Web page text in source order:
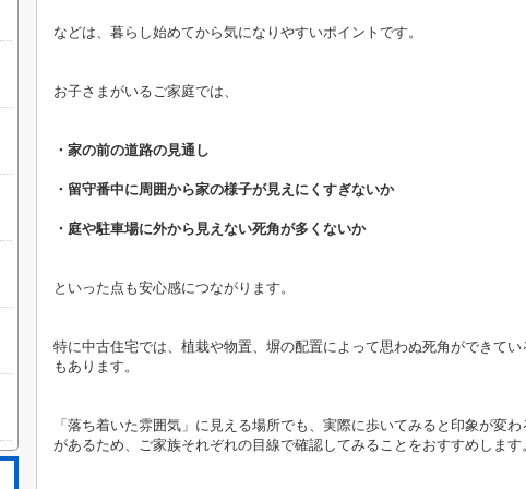
などは、暮らし始めてから気になりやすいポイントです。
お子さまがいるご家庭では、
・家の前の道路の見通し
・留守番中に周囲から家の様子が見えにくすぎないか
・庭や駐車場に外から見えない死角が多くないか
といった点も安心感につながります。
特に中古住宅では、植栽や物置、塀の配置によって思わぬ死角ができてい
もあります。
「落ち着いた雰囲気」に見える場所でも、実際に歩いてみると印象が変わ
があるため、ご家族それぞれの目線で確認してみることをおすすめします